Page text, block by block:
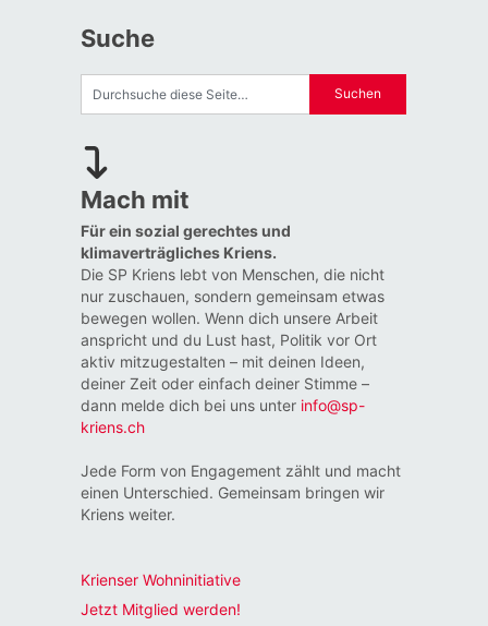
Suche
Mach mit
Für ein sozial gerechtes und
klimaverträgliches Kriens.
Die SP Kriens lebt von Menschen, die nicht
nur zuschauen, sondern gemeinsam etwas
bewegen wollen. Wenn dich unsere Arbeit
anspricht und du Lust hast, Politik vor Ort
aktiv mitzugestalten – mit deinen Ideen,
deiner Zeit oder einfach deiner Stimme –
dann melde dich bei uns unter info@sp-
kriens.ch
Jede Form von Engagement zählt und macht
einen Unterschied. Gemeinsam bringen wir
Kriens weiter.
Krienser Wohninitiative
Jetzt Mitglied werden!